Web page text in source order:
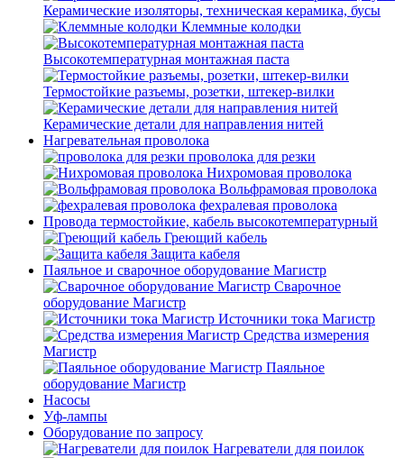
Керамические изоляторы, техническая керамика, бусы
Клеммные колодки
Высокотемпературная монтажная паста
Термостойкие разъемы, розетки, штекер-вилки
Керамические детали для направления нитей
Нагревательная проволока
проволока для резки
Нихромовая проволока
Вольфрамовая проволока
фехралевая проволока
Провода термостойкие, кабель высокотемпературный
Греющий кабель
Защита кабеля
Паяльное и сварочное оборудование Магистр
Сварочное
оборудование Магистр
Источники тока Магистр
Средства измерения
Магистр
Паяльное
оборудование Магистр
Насосы
Уф-лампы
Оборудование по запросу
Нагреватели для поилок